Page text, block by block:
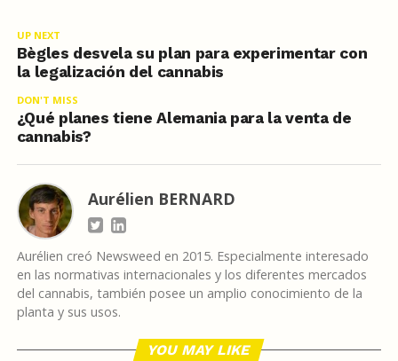
UP NEXT
Bègles desvela su plan para experimentar con
la legalización del cannabis
DON'T MISS
¿Qué planes tiene Alemania para la venta de
cannabis?
Aurélien BERNARD
Aurélien creó Newsweed en 2015. Especialmente interesado
en las normativas internacionales y los diferentes mercados
del cannabis, también posee un amplio conocimiento de la
planta y sus usos.
YOU MAY LIKE